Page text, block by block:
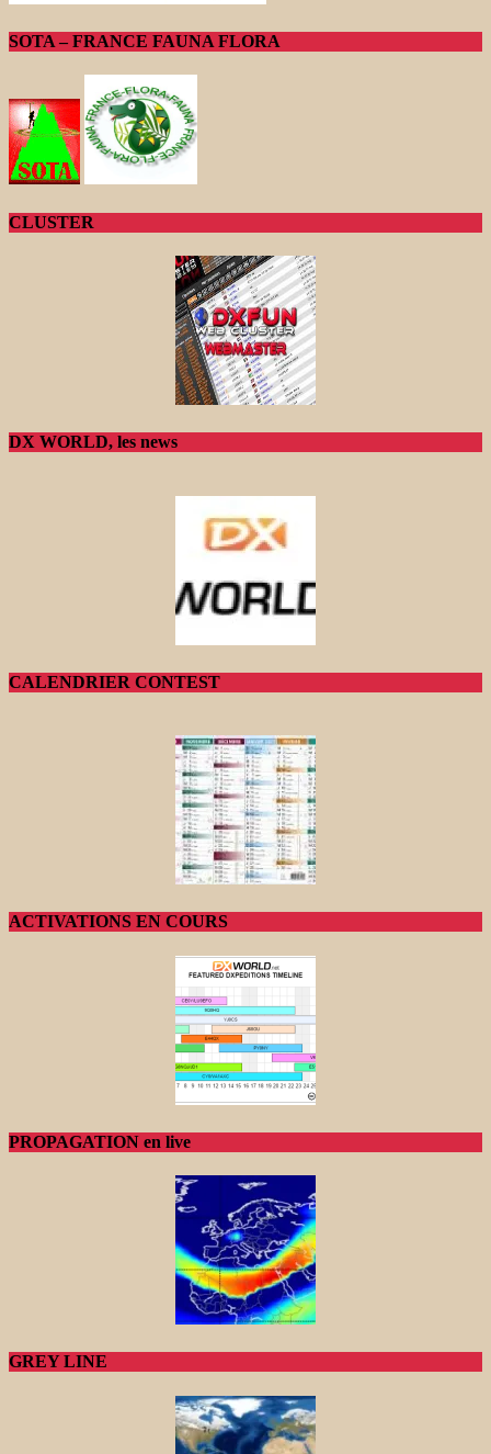
SOTA – FRANCE FAUNA FLORA
CLUSTER
DX WORLD, les news
CALENDRIER CONTEST
ACTIVATIONS EN COURS
PROPAGATION en live
GREY LINE